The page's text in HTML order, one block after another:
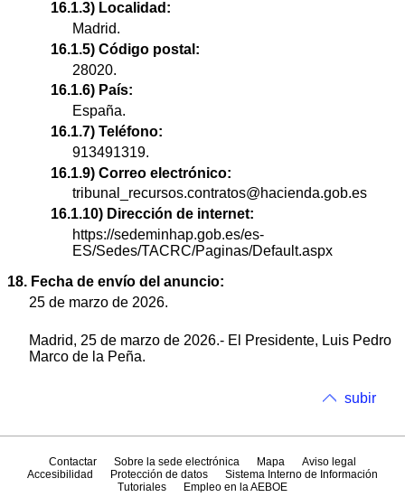
16.1.3) Localidad:
Madrid.
16.1.5) Código postal:
28020.
16.1.6) País:
España.
16.1.7) Teléfono:
913491319.
16.1.9) Correo electrónico:
tribunal_recursos.contratos@hacienda.gob.es
16.1.10) Dirección de internet:
https://sedeminhap.gob.es/es-
ES/Sedes/TACRC/Paginas/Default.aspx
18. Fecha de envío del anuncio:
25 de marzo de 2026.
Madrid, 25 de marzo de 2026.- El Presidente, Luis Pedro
Marco de la Peña.
subir
Contactar Sobre la sede electrónica Mapa
Aviso legal
Accesibilidad
Protección de datos
Sistema Interno de Información
Tutoriales
Empleo en la AEBOE